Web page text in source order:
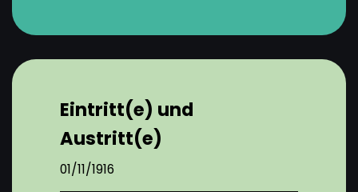
Eintritt(e) und
Austritt(e)
01/11/1916